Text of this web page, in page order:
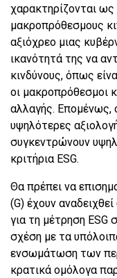
χαρακτηρίζονται
μακροπρόθεσμους
αξιόχρεο μιας
ικανότητά της να
κινδύνους, όπως
οι μακροπρόθεσμοι
αλλαγής. Επομένως,
υψηλότερες
συγκεντρώνουν
κριτήρια ESG.
Θα πρέπει να
(G) έχουν
για τη μέτρηση ESG
σχέση με τα
ενσωμάτωση των
κρατικά ομόλογα